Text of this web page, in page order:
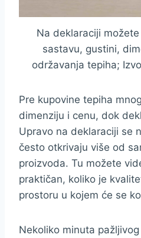
Na deklaraciji
sastavu, gustini,
održavanja tepiha;
Pre kupovine tepiha
dimenziju i cenu, dok
Upravo na deklaraciji se
često otkrivaju više od
proizvoda. Tu možete
praktičan, koliko je
prostoru u kojem će se
Nekoliko minuta